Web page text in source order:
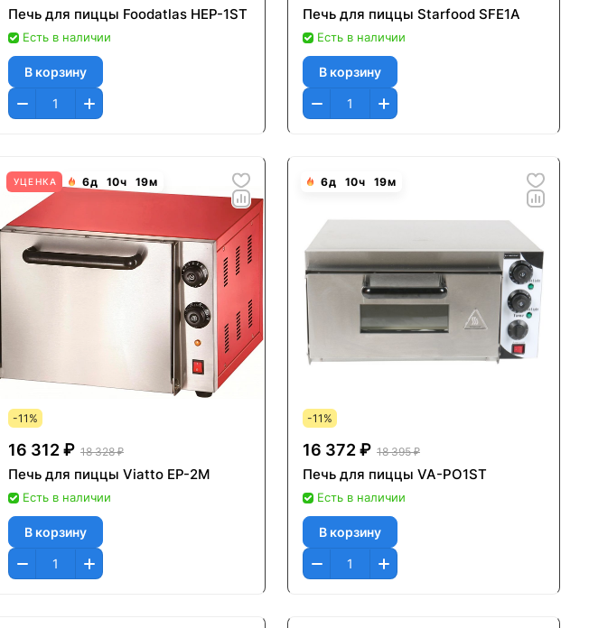
Печь для пиццы Foodatlas HEP-1ST
Есть в наличии
В корзину
Печь для пиццы Starfood SFE1A
Есть в наличии
В корзину
УЦЕНКА 6д 10ч 19м
-11%
16 312 ₽ 18 328 ₽
Печь для пиццы Viatto EP-2M
Есть в наличии
В корзину
6д 10ч 19м
-11%
16 372 ₽ 18 395 ₽
Печь для пиццы VA-PO1ST
Есть в наличии
В корзину